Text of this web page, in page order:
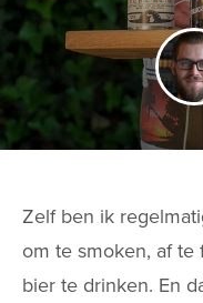
Zelf ben ik
om te smoken, af te
bier te drinken. En